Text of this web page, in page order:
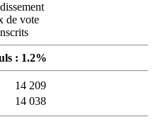
de vote
: 1.2%
14 209
14 038